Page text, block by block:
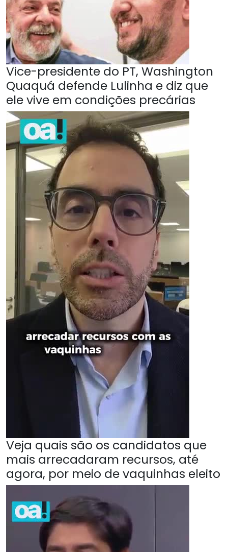
Vice-presidente do PT, Washington
Quaquá defende Lulinha e diz que
ele vive em condições precárias
Veja quais são os candidatos que
mais arrecadaram recursos, até
agora, por meio de vaquinhas eleito